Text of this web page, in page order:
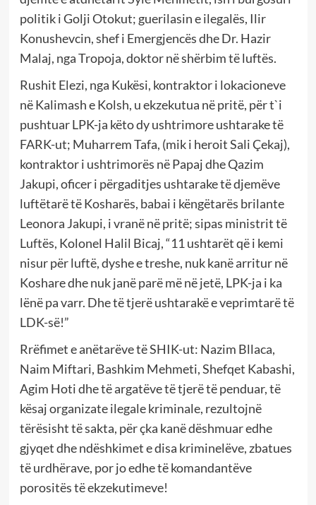
politik i Golji Otokut; guerilasin e ilegalës, Ilir
Konushevcin, shef i Emergjencës dhe Dr. Hazir
Malaj, nga Tropoja, doktor në shërbim të luftës.
Rushit Elezi, nga Kukësi, kontraktor i lokacioneve
në Kalimash e Kolsh, u ekzekutua në pritë, për t`i
pushtuar LPK-ja këto dy ushtrimore ushtarake të
FARK-ut; Muharrem Tafa, (mik i heroit Sali Çekaj),
kontraktor i ushtrimorës në Papaj dhe Qazim
Jakupi, oficer i përgaditjes ushtarake të djemëve
luftëtarë të Kosharës, babai i këngëtarës brilante
Leonora Jakupi, i vranë në pritë; sipas ministrit të
Luftës, Kolonel Halil Bicaj, “11 ushtarët që i kemi
nisur për luftë, dyshe e treshe, nuk kanë arritur në
Koshare dhe nuk janë parë më në jetë, LPK-ja i ka
lënë pa varr. Dhe të tjerë ushtarakë e veprimtarë të
LDK-së!”
Rrëfimet e anëtarëve të SHIK-ut: Nazim Bllaca,
Naim Miftari, Bashkim Mehmeti, Shefqet Kabashi,
Agim Hoti dhe të argatëve të tjerë të penduar, të
kësaj organizate ilegale kriminale, rezultojnë
tërësisht të sakta, për çka kanë dëshmuar edhe
gjyqet dhe ndëshkimet e disa kriminelëve, zbatues
të urdhërave, por jo edhe të komandantëve
porositës të ekzekutimeve!